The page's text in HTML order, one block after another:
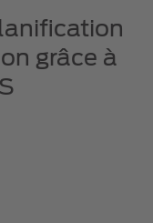
grâce à